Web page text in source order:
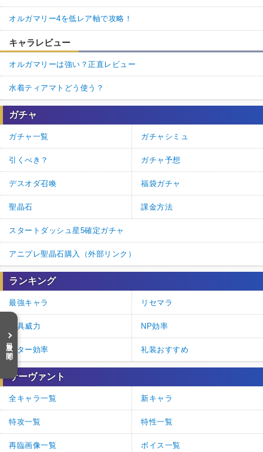
目次を開く
オルガマリー4を低レア軸で攻略！
キャラレビュー
オルガマリーは強い？正直レビュー
水着ティアマトどう使う？
ガチャ
ガチャ一覧 ガチャシミュ
引くべき？ ガチャ予想
デスオダ召喚 福袋ガチャ
聖晶石 課金方法
スタートダッシュ星5確定ガチャ
アニプレ聖晶石購入（外部リンク）
ランキング
最強キャラ リセマラ
宝具威力 NP効率
スター効率 礼装おすすめ
サーヴァント
全キャラ一覧 新キャラ
特攻一覧 特性一覧
再臨画像一覧 ボイス一覧